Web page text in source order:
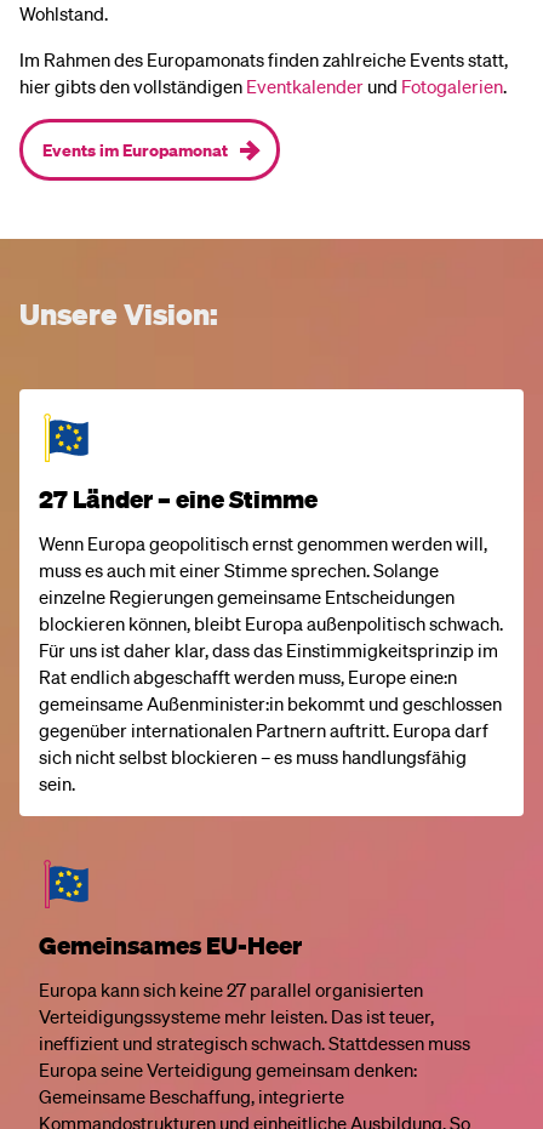
Wohlstand.
Im Rahmen des Europamonats finden zahlreiche Events statt,
hier gibts den vollständigen Eventkalender und Fotogalerien.
Events im Europamonat
Unsere Vision:
27 Länder – eine Stimme
Wenn Europa geopolitisch ernst genommen werden will,
muss es auch mit einer Stimme sprechen. Solange
einzelne Regierungen gemeinsame Entscheidungen
blockieren können, bleibt Europa außenpolitisch schwach.
Für uns ist daher klar, dass das Einstimmigkeitsprinzip im
Rat endlich abgeschafft werden muss, Europe eine:n
gemeinsame Außenminister:in bekommt und geschlossen
gegenüber internationalen Partnern auftritt. Europa darf
sich nicht selbst blockieren – es muss handlungsfähig
sein.
Gemeinsames EU-Heer
Europa kann sich keine 27 parallel organisierten
Verteidigungssysteme mehr leisten. Das ist teuer,
ineffizient und strategisch schwach. Stattdessen muss
Europa seine Verteidigung gemeinsam denken:
Gemeinsame Beschaffung, integrierte
Kommandostrukturen und einheitliche Ausbildung. So